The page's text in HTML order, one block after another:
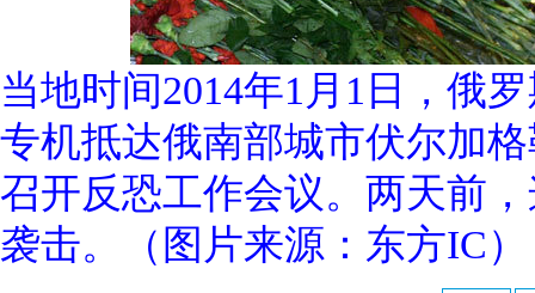
当地时间2014年1月1日，俄
专机抵达俄南部城市伏尔加
召开反恐工作会议。两天前
袭击。（图片来源：东方IC）